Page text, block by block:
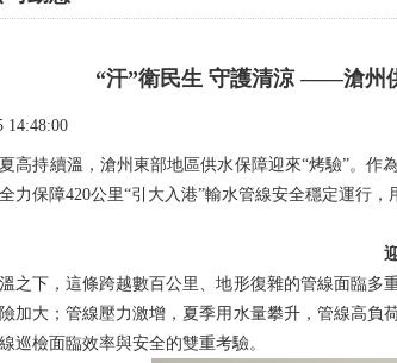
“汗”衛民生 守護清涼 ——滄州
14:48:00
持續溫，滄州東部地區供水保障迎來“烤驗”。作
力保障420公里“引大入港”輸水管線安全穩定運行，
迎
下，這條跨越數百公里、地形復雜的管線面臨多
加大；管線壓力激增，夏季用水量攀升，管線高負
巡檢面臨效率與安全的雙重考驗。